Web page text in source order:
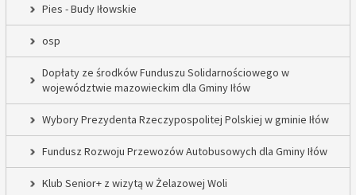
Pies - Budy Iłowskie
osp
Dopłaty ze środków Funduszu Solidarnościowego w
województwie mazowieckim dla Gminy Iłów
Wybory Prezydenta Rzeczypospolitej Polskiej w gminie Iłów
Fundusz Rozwoju Przewozów Autobusowych dla Gminy Iłów
Klub Senior+ z wizytą w Żelazowej Woli